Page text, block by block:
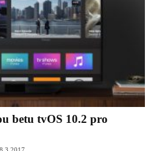
betu tvOS 10.2 pro